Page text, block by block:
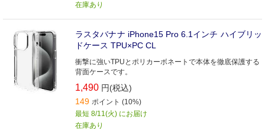
在庫あり
ラスタバナナ iPhone15 Pro 6.1インチ ハイブリッ
ドケース TPU×PC CL
衝撃に強いTPUとポリカーボネートで本体を徹底保護する
背面ケースです。
1,490 円(税込)
149 ポイント (10%)
最短 8/11(火) にお届け
在庫あり